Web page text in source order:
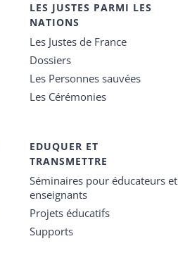
LES JUSTES PARMI LES
NATIONS
Les Justes de France
Dossiers
Les Personnes sauvées
Les Cérémonies
EDUQUER ET
TRANSMETTRE
Séminaires pour éducateurs et
enseignants
Projets éducatifs
Supports